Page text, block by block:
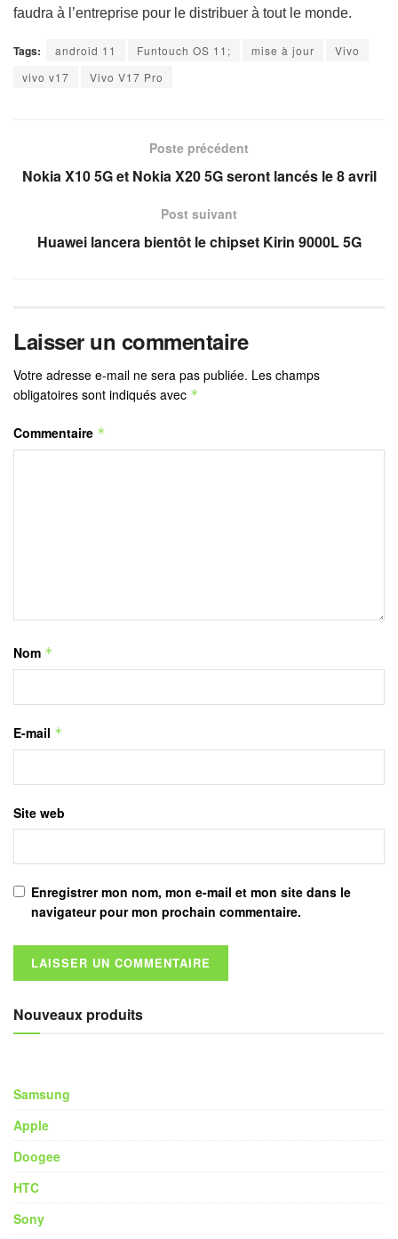
faudra à l’entreprise pour le distribuer à tout le monde.
Tags: android 11 Funtouch OS 11; mise à jour
Vivo
vivo v17
Vivo V17 Pro
Poste précédent
Nokia X10 5G et Nokia X20 5G seront lancés le 8 avril
Post suivant
Huawei lancera bientôt le chipset Kirin 9000L 5G
Laisser un commentaire
Votre adresse e-mail ne sera pas publiée. Les champs
obligatoires sont indiqués avec *
Commentaire *
Nom *
E-mail *
Site web
Enregistrer mon nom, mon e-mail et mon site dans le
navigateur pour mon prochain commentaire.
Nouveaux produits
Samsung
Apple
Doogee
HTC
Sony